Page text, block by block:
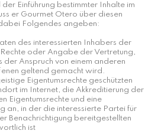
Einführung bestimmter Inhalte im
er Gourmet Otero über diesen
Folgendes angeben:
des interessierten Inhabers der
oder Angabe der Vertretung,
der Anspruch von einem anderen
geltend gemacht wird.
Eigentumsrechte geschützten
im Internet, die Akkreditierung der
Eigentumsrechte und eine
an, in der die interessierte Partei für
Benachrichtigung bereitgestellten
ist